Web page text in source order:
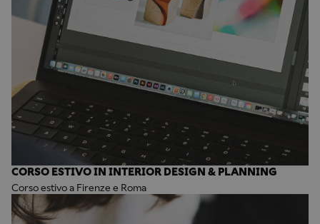
CORSO ESTIVO IN INTERIOR DESIGN & PLANNING
Corso estivo a Firenze e Roma